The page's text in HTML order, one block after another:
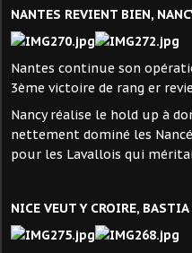
NANTES REVIENT BIEN,
Nantes continue son
3ème victoire de rang er
Nancy réalise le hold up à
nettement dominé les
pour les Lavallois qui
NICE VEUT Y CROIRE,